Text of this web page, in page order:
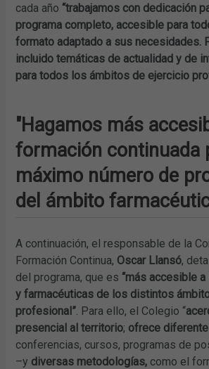
cada año “trabajamos con dedicación
programa completo, accesible para
formato adaptado a sus necesidades.
incluido temáticas de actualidad y de
para todos los ámbitos de ejercicio
"Hagamos más
formación continuada
máximo número de
del ámbito
A continuación, el responsable de la
Formación Continua, Oscar Llansó,
del programa, que es “más accesible
y farmacéuticas de los distintos
profesional” . Para ello, el Colegio “
presencial al territorio; ofrece
conferencias, cursos, programas de
–y diversas metodologías, como el